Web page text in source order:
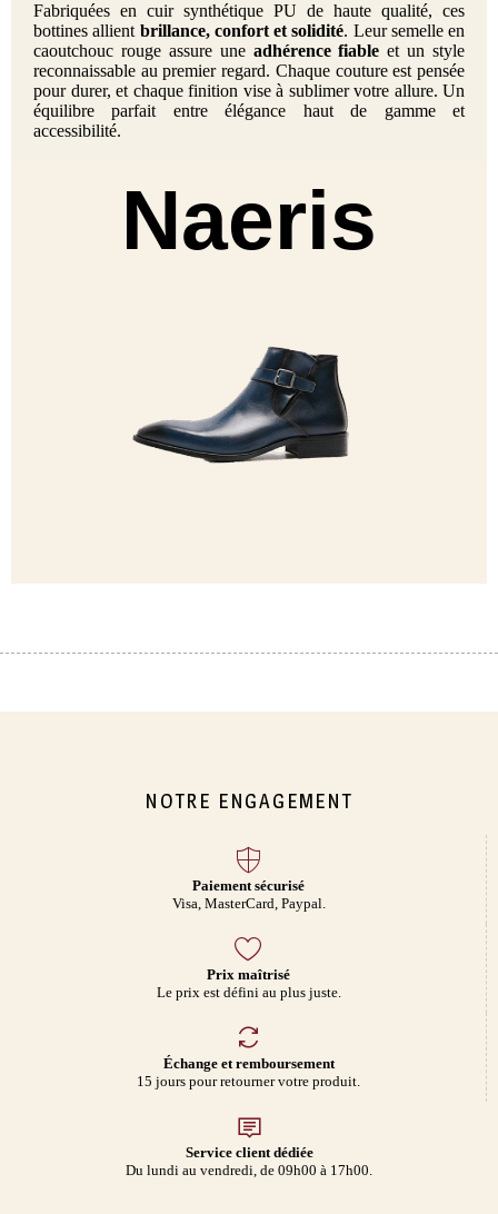
Fabriquées en cuir synthétique PU de haute qualité, ces
bottines allient brillance, confort et solidité. Leur semelle en
caoutchouc rouge assure une adhérence fiable et un style
reconnaissable au premier regard. Chaque couture est pensée
pour durer, et chaque finition vise à sublimer votre allure. Un
équilibre parfait entre élégance haut de gamme et
accessibilité.
Naeris
NOTRE ENGAGEMENT
Paiement sécurisé
Visa, MasterCard, Paypal.
Prix maîtrisé
Le prix est défini au plus juste.
Échange et remboursement
15 jours pour retourner votre produit.
Service client dédiée
Du lundi au vendredi, de 09h00 à 17h00.